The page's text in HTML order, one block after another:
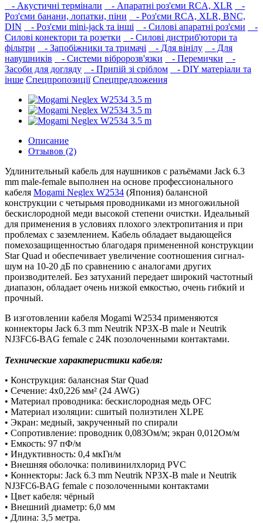
- Акустичні термінали - Апаратні роз'єми RCA, XLR
-
Роз'єми банани, лопатки, піни
- Роз'єми RCA, XLR, BNC,
DIN
- Роз'єми mini-jack та інші - Силові апаратні роз'єми
-
Силові конектори та розетки
- Силові дистриб'ютори та
фільтри
- Запобіжники та тримачі - Для вінілу
- Для
навушників‎
- Системи вібророзв'язки - Перемички
-
Засоби для догляду
- Припій зі сріблом
- DIY матеріали та
інше Спецпропозиції Спецпредложения
Описание
Отзывов (2)
Удлинительный кабель для наушников с разъёмами Jack 6.3
mm male-female выполнен на основе профессионального
кабеля Mogami Neglex W2534 (Япония) балансной
конструкции с четырьмя проводниками из многожильной
бескислородной меди высокой степени очистки. Идеальный
для применения в условиях плохого электропитания и при
проблемах с заземлением. Кабель обладает выдающейся
помехозащищенностью благодаря примененной конструкции
Star Quad и обеспечивает увеличение соотношения сигнал-
шум на 10-20 дБ по сравнению с аналогами других
производителей. Без затуханий передает широкий частотный
диапазон, обладает очень низкой емкостью, очень гибкий и
прочный.
В изготовлении кабеля Mogami W2534 применяются
коннекторы Jack 6.3 mm Neutrik NP3X-B male и Neutrik
NJ3FC6-BAG female с 24К позолоченными контактами.
Технические характеристики кабеля:
• Конструкция: балансная Star Quad
• Сечение: 4х0,226 мм² (24 AWG)
• Материал проводника: бескислородная медь OFC
• Материал изоляции: сшитый полиэтилен XLPE
• Экран: медный, закрученный по спирали
• Сопротивление: проводник 0,083Ом/м; экран 0,012Ом/м
• Емкость: 97 пФ/м
• Индуктивность: 0,4 мкГн/м
• Внешняя оболочка: поливинилхлорид PVC
• Коннекторы: Jack 6.3 mm Neutrik NP3X-B male и Neutrik
NJ3FC6-BAG female с позолоченными контактами
• Цвет кабеля: чёрный
• Внешний диаметр: 6,0 мм
• Длина: 3,5 метра.